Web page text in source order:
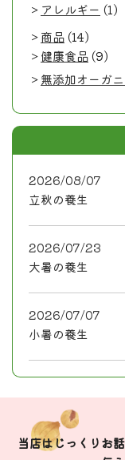
アレルギー (1)
商品(14)
健康食品(9)
無添加オーガ
2026/08/07
立秋の養生
2026/07/23
大暑の養生
2026/07/07
小暑の養生
当店はじっくりお